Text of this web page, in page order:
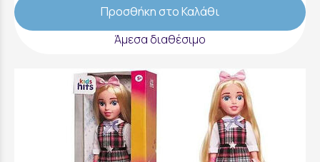
Προσθήκη στο Καλάθι
Άμεσα διαθέσιμο